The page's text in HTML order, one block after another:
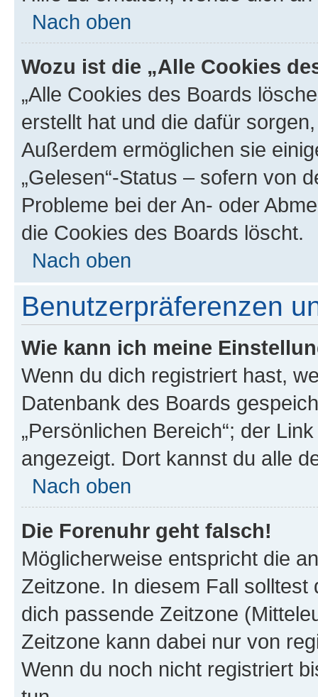
Nach oben
Wozu ist die „Alle Cookies
„Alle Cookies des Boards
erstellt hat und die dafür
Außerdem ermöglichen sie
„Gelesen“-Status – sofern von
Probleme bei der An- oder
die Cookies des Boards löscht.
Nach oben
Benutzerpräferenzen
Wie kann ich meine
Wenn du dich registriert hast,
Datenbank des Boards
„Persönlichen Bereich“; der
angezeigt. Dort kannst du alle
Nach oben
Die Forenuhr geht falsch!
Möglicherweise entspricht die
Zeitzone. In diesem Fall solltest
dich passende Zeitzone
Zeitzone kann dabei nur von
Wenn du noch nicht registriert